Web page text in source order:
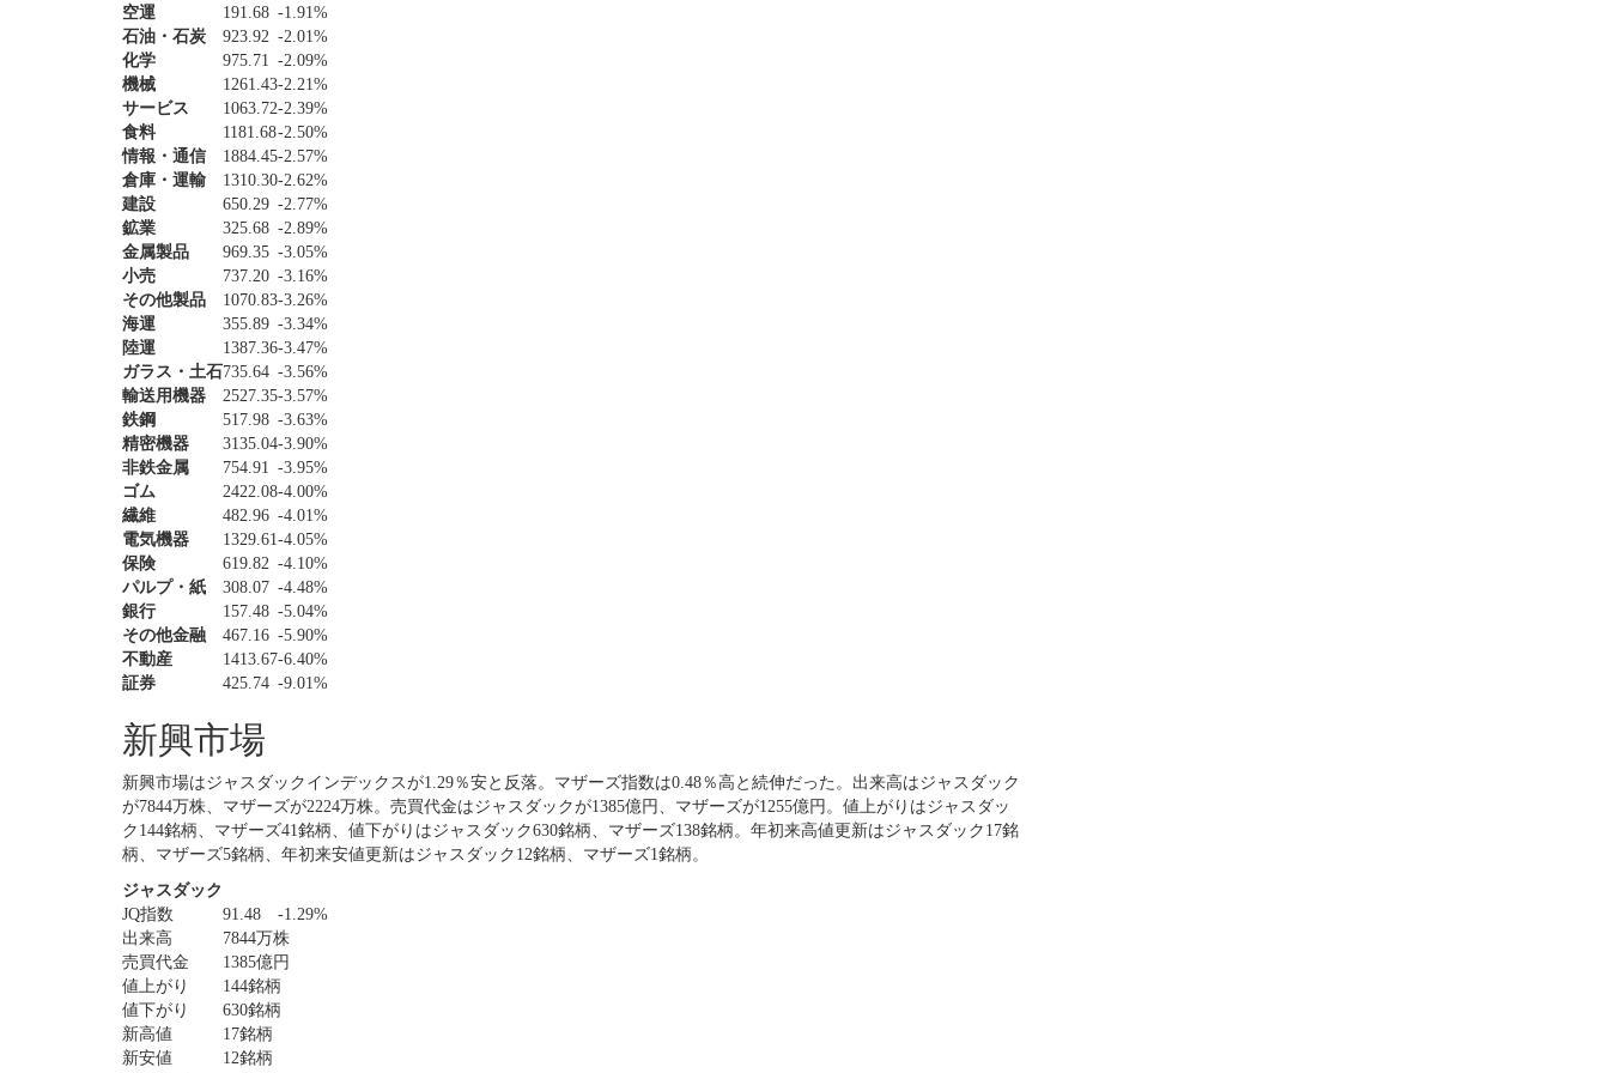
空運
191.68 -1.91%
石油・石炭
923.92 -2.01%
化学
975.71 -2.09%
機械
1261.43-2.21%
サービス
1063.72-2.39%
食料
1181.68-2.50%
情報・通信
1884.45-2.57%
倉庫・運輸
1310.30-2.62%
建設
650.29 -2.77%
鉱業
325.68 -2.89%
金属製品
969.35 -3.05%
小売
737.20 -3.16%
その他製品
1070.83-3.26%
海運
355.89 -3.34%
陸運
1387.36-3.47%
ガラス・土石735.64 -3.56%
輸送用機器
2527.35-3.57%
鉄鋼
517.98 -3.63%
精密機器
3135.04-3.90%
非鉄金属
754.91 -3.95%
ゴム
2422.08-4.00%
繊維
482.96 -4.01%
電気機器
1329.61-4.05%
保険
619.82 -4.10%
パルプ・紙
308.07 -4.48%
銀行
157.48 -5.04%
その他金融
467.16 -5.90%
不動産
1413.67-6.40%
証券
425.74 -9.01%
新興市場
新興市場はジャスダックインデックスが1.29％安と反落。マザーズ指数は0.48％高と続伸だった。出来高はジャスダック
が7844万株、マザーズが2224万株。売買代金はジャスダックが1385億円、マザーズが1255億円。値上がりはジャスダッ
ク144銘柄、マザーズ41銘柄、値下がりはジャスダック630銘柄、マザーズ138銘柄。年初来高値更新はジャスダック17銘
柄、マザーズ5銘柄、年初来安値更新はジャスダック12銘柄、マザーズ1銘柄。
ジャスダック
JQ指数
91.48
-1.29%
出来高
7844万株
売買代金
1385億円
値上がり
144銘柄
値下がり
630銘柄
新高値
17銘柄
新安値
12銘柄